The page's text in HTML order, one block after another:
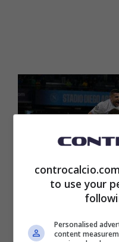
to use your
Personalised
content